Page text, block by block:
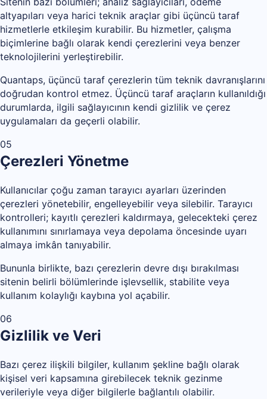
altyapıları veya harici teknik araçlar gibi üçüncü taraf
hizmetlerle etkileşim kurabilir. Bu hizmetler, çalışma
biçimlerine bağlı olarak kendi çerezlerini veya benzer
teknolojilerini yerleştirebilir.
Quantaps, üçüncü taraf çerezlerin tüm teknik davranışlarını
doğrudan kontrol etmez. Üçüncü taraf araçların kullanıldığı
durumlarda, ilgili sağlayıcının kendi gizlilik ve çerez
uygulamaları da geçerli olabilir.
05
Çerezleri Yönetme
Kullanıcılar çoğu zaman tarayıcı ayarları üzerinden
çerezleri yönetebilir, engelleyebilir veya silebilir. Tarayıcı
kontrolleri; kayıtlı çerezleri kaldırmaya, gelecekteki çerez
kullanımını sınırlamaya veya depolama öncesinde uyarı
almaya imkân tanıyabilir.
Bununla birlikte, bazı çerezlerin devre dışı bırakılması
sitenin belirli bölümlerinde işlevsellik, stabilite veya
kullanım kolaylığı kaybına yol açabilir.
06
Gizlilik ve Veri
Bazı çerez ilişkili bilgiler, kullanım şekline bağlı olarak
kişisel veri kapsamına girebilecek teknik gezinme
verileriyle veya diğer bilgilerle bağlantılı olabilir.